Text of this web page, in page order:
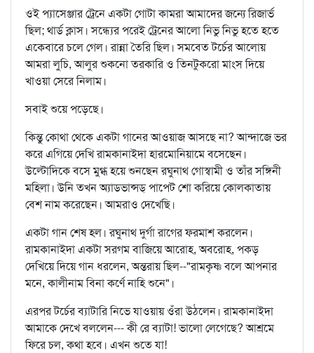
ওই প্যাসেঞ্জার ট্রেনে একটা গোটা কামরা আমাদের জন্যে রিজার্ভ
ছিল; থার্ড ক্লাস। সন্ধ্যের পরেই ট্রেনের আলো নিভু নিভু হতে হতে
একেবারে চলে গেল। রান্না তৈরি ছিল। সমবেত টর্চের আলোয়
আমরা লুচি, আলুর শুকনো তরকারি ও তিনটুকরো মাংস দিয়ে
খাওয়া সেরে নিলাম।
সবাই শুয়ে পড়েছে।
কিন্তু কোথা থেকে একটা গানের আওয়াজ আসছে না? আন্দাজে ভর
করে এগিয়ে দেখি রামকানাইদা হারমোনিয়ামে বসেছেন।
উল্টোদিকে বসে মুগ্ধ হয়ে শুনছেন রঘুনাথ গোস্বামী ও তাঁর সঙ্গিনী
মহিলা। উনি তখন অ্যাডভান্সড্ পাপেট শো করিয়ে কোলকাতায়
বেশ নাম করেছেন। আমরাও দেখেছি।
একটা গান শেষ হল। রঘুনাথ দুর্গা রাগের ফরমাশ করলেন।
রামকানাইদা একটা সরগম বাজিয়ে আরোহ, অবরোহ, পকড়
দেখিয়ে দিয়ে গান ধরলেন, অন্তরায় ছিল--"রামকৃষ্ণ বলে আপনার
মনে, কালীনাম বিনা কর্ণে নাহি শুনে"।
এরপর টর্চের ব্যাটারি নিভে যাওয়ায় ওঁরা উঠলেন। রামকানাইদা
আমাকে দেখে বললেন--- কী রে ব্যাটা! ভালো লেগেছে? আশ্রমে
ফিরে চল, কথা হবে। এখন শুতে যা!